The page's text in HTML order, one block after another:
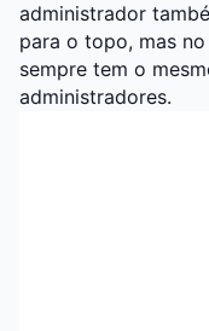
administrador
para o topo, mas
sempre tem o
administradores.